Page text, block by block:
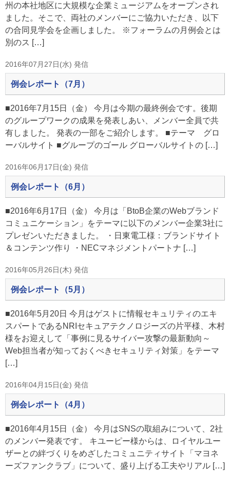
州の本社地区に大規模な企業ミュージアムをオープンされ
ました。そこで、両社のメンバーにご協力いただき、以下
の合同見学会を企画しました。 ※フォーラムの月例会とは
別のス […]
2016年07月27日(水) 発信
例会レポート（7月）
■2016年7月15日（金） 今月は今期の最終例会です。後期
のグループワークの成果を発表しあい、メンバー全員で共
有しました。 発表の一部をご紹介します。 ■テーマ グロ
ーバルサイト ■グループのゴール グローバルサイトの […]
2016年06月17日(金) 発信
例会レポート（6月）
■2016年6月17日（金） 今月は「BtoB企業のWebブランド
コミュニケーション」をテーマに以下のメンバー企業3社に
プレゼンいただきました。 ・日東電工様：ブランドサイト
＆コンテンツ作り ・NECマネジメントパートナ […]
2016年05月26日(木) 発信
例会レポート（5月）
■2016年5月20日 今月はゲストに情報セキュリティのエキ
スパートであるNRIセキュアテクノロジーズの片平様、木村
様をお迎えして「事例に見るサイバー攻撃の最新動向～
Web担当者が知っておくべきセキュリティ対策」をテーマ
[…]
2016年04月15日(金) 発信
例会レポート（4月）
■2016年4月15日（金） 今月はSNSの取組みについて、2社
のメンバー発表です。 キユーピー様からは、ロイヤルユー
ザーとの絆づくりをめざしたコミュニティサイト「マヨネ
ーズファンクラブ」について、盛り上げる工夫やリアル […]